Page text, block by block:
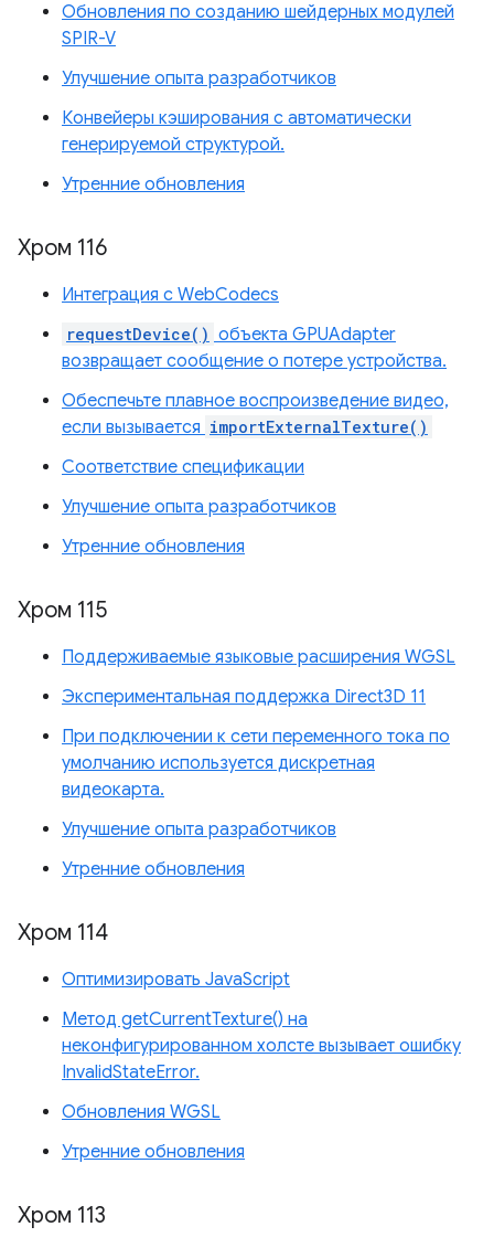
Обновления по созданию шейдерных модулей
SPIR-V
Улучшение опыта разработчиков
Конвейеры кэширования с автоматически
генерируемой структурой.
Утренние обновления
Хром 116
Интеграция с WebCodecs
requestDevice() объекта GPUAdapter
возвращает сообщение о потере устройства.
Обеспечьте плавное воспроизведение видео,
если вызывается importExternalTexture()
Соответствие спецификации
Улучшение опыта разработчиков
Утренние обновления
Хром 115
Поддерживаемые языковые расширения WGSL
Экспериментальная поддержка Direct3D 11
При подключении к сети переменного тока по
умолчанию используется дискретная
видеокарта.
Улучшение опыта разработчиков
Утренние обновления
Хром 114
Оптимизировать JavaScript
Метод getCurrentTexture() на
неконфигурированном холсте вызывает ошибку
InvalidStateError.
Обновления WGSL
Утренние обновления
Хром 113